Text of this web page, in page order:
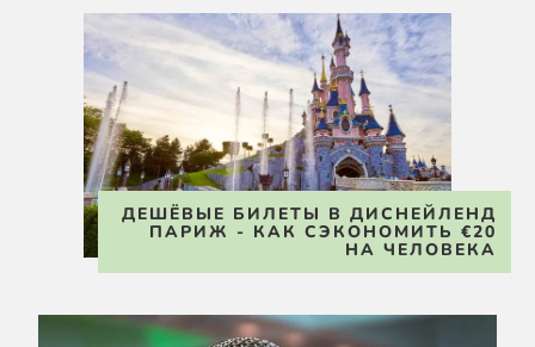
ДЕШЁВЫЕ БИЛЕТЫ В ДИСНЕЙЛЕНД
ПАРИЖ - КАК СЭКОНОМИТЬ €20
НА ЧЕЛОВЕКА